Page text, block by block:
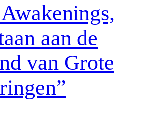
aan de
van Grote